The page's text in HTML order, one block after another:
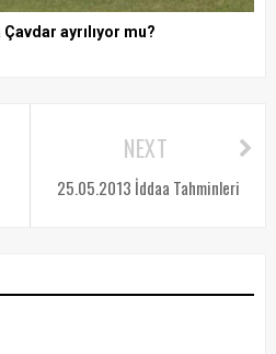
ayrılıyor mu?
NEXT
25.05.2013 İddaa Tahminleri